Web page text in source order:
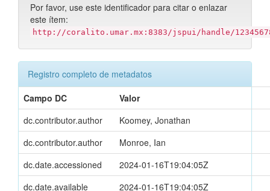
Por favor, use este identificador para citar o enlazar
este ítem:
http://coralito.umar.mx:8383/jspui/handle/
Registro completo de metadatos
Campo DC
Valor
dc.contributor.author
Koomey, Jonathan
dc.contributor.author
Monroe, Ian
dc.date.accessioned
2024-01-16T19:04:05Z
dc.date.available
2024-01-16T19:04:05Z